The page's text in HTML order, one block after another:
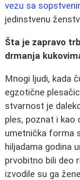
vezu sa
jedinstvenu
Šta je zapravo
drmanja
Mnogi ljudi, kada
egzotične
stvarnost je
ples, poznat i kao
umetnička forma
hiljadama godina
prvobitno bili deo
izvodile su ga